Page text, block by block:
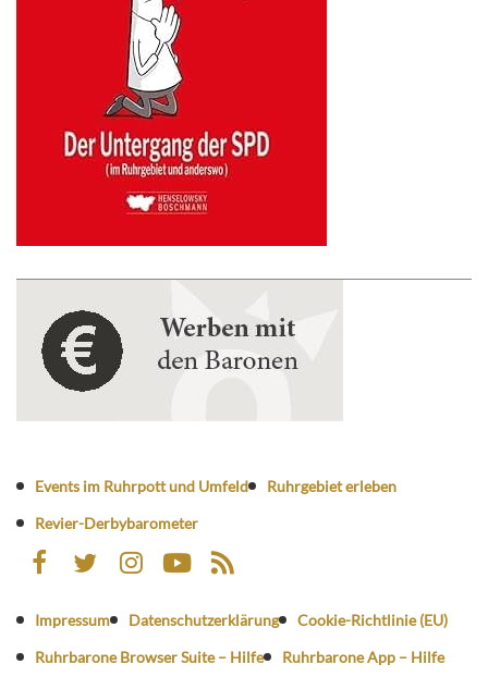
Events im Ruhrpott und Umfeld
Ruhrgebiet erleben
Revier-Derbybarometer
Impressum Datenschutzerklärung
Cookie-Richtlinie (EU)
Ruhrbarone Browser Suite – Hilfe
Ruhrbarone App – Hilfe